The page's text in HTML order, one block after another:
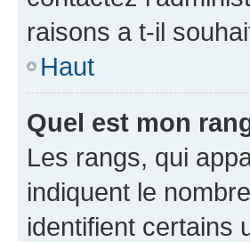
raisons a t-il
Haut
Quel est mon
Les rangs, qui
indiquent le
identifient certains